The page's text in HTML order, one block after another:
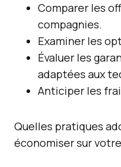
Comparer les
compagnies.
Examiner les
Évaluer les
adaptées aux
Anticiper les
Quelles pratiques
économiser sur